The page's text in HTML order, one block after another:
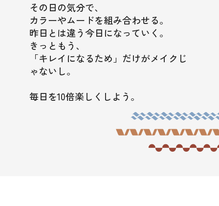
その日の気分で、
カラーやムードを組み合わせる。
昨日とは違う今日になっていく。
きっともう、
「キレイになるため」だけがメイクじ
ゃないし。
毎日を10倍楽しくしよう。